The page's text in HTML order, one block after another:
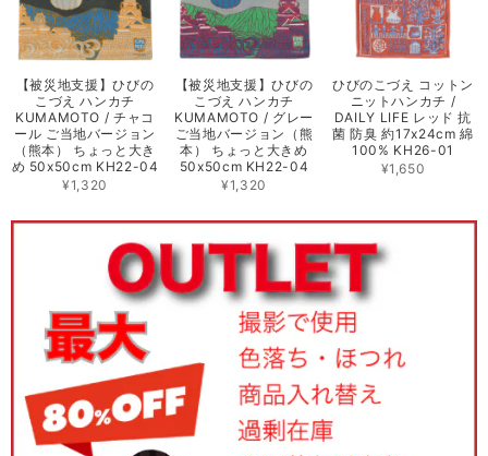
【被災地支援】ひびの
こづえ ハンカチ
KUMAMOTO / チャコ
ール ご当地バージョン
（熊本） ちょっと大き
め 50x50cm KH22-04
¥1,320
【被災地支援】ひびの
こづえ ハンカチ
KUMAMOTO / グレー
ご当地バージョン（熊
本） ちょっと大きめ
50x50cm KH22-04
¥1,320
ひびのこづえ コットン
ニットハンカチ /
DAILY LIFE レッド 抗
菌 防臭 約17x24cm 綿
100% KH26-01
¥1,650